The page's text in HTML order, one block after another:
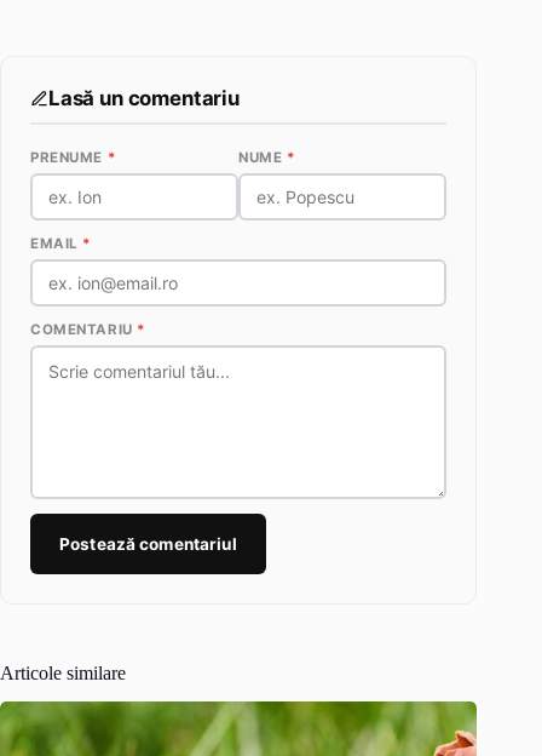
Lasă un comentariu
PRENUME * NUME *
EMAIL *
COMENTARIU *
Postează comentariul
Articole similare